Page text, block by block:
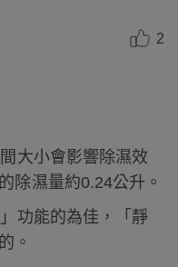
2
大小會影響除濕效
除濕量約0.24公升。
功能的為佳，「靜
。